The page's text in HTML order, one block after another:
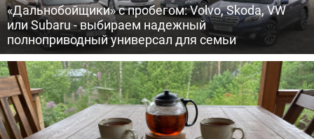
«Дальнобойщики» с пробегом: Volvo, Skoda, VW
или Subaru - выбираем надежный
полноприводный универсал для семьи